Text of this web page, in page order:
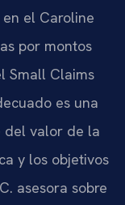
el Caroline
por montos
Small Claims
es una
del valor de la
y los objetivos
asesora sobre